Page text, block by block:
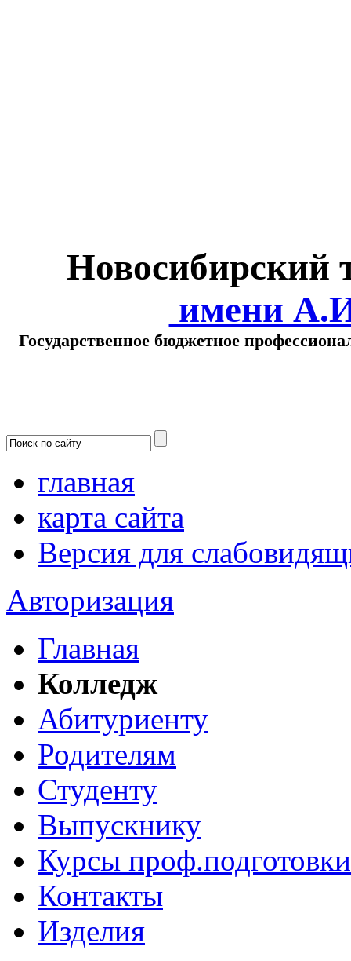
Новосибирский
имени
Государственное бюджетное
главная
карта сайта
Версия для
Авторизация
Главная
Колледж
Абитуриенту
Родителям
Студенту
Выпускнику
Курсы проф.подготовки
Контакты
Изделия